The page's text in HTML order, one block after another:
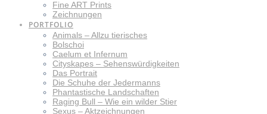
Fine ART Prints
Zeichnungen
PORTFOLIO
Animals – Allzu tierisches
Bolschoi
Caelum et Infernum
Cityskapes – Sehenswürdigkeiten
Das Portrait
Die Schuhe der Jedermanns
Phantastische Landschaften
Raging Bull – Wie ein wilder Stier
Sexus – Aktzeichnungen